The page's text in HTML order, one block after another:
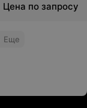
Цена по запросу
Еще